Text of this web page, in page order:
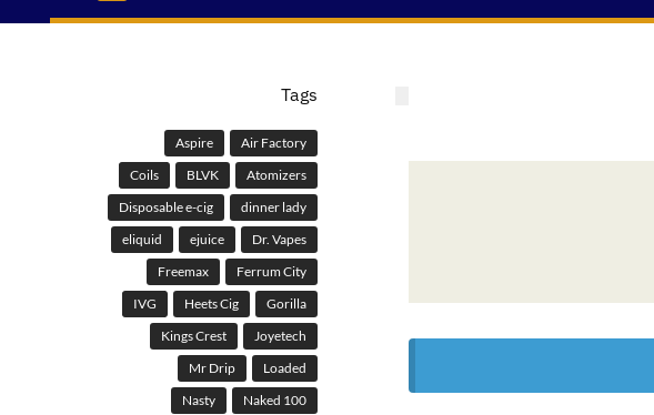
Tags
Air Factory
Aspire
Atomizers
BLVK
Coils
dinner lady
Disposable e-cig
Dr. Vapes
ejuice
eliquid
Ferrum City
Freemax
Gorilla
Heets Cig
IVG
Joyetech
Kings Crest
Loaded
Mr Drip
Naked 100
Nasty